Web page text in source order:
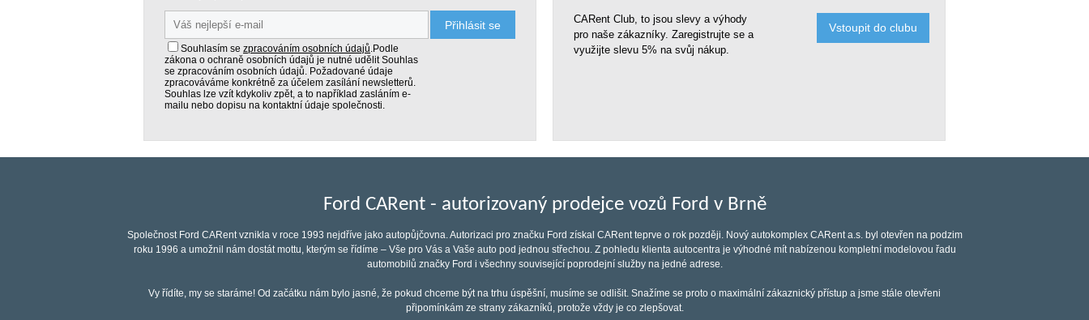
Přihlásit se
Souhlasím se zpracováním osobních údajů.Podle
zákona o ochraně osobních údajů je nutné udělit Souhlas
se zpracováním osobních údajů. Požadované údaje
zpracováváme konkrétně za účelem zasílání newsletterů.
Souhlas lze vzít kdykoliv zpět, a to například zasláním e-
mailu nebo dopisu na kontaktní údaje společnosti.
CARent Club, to jsou slevy a výhody
pro naše zákazníky. Zaregistrujte se a
využijte slevu 5% na svůj nákup.
Vstoupit do clubu
Ford CARent - autorizovaný prodejce vozů Ford v Brně
Společnost Ford CARent vznikla v roce 1993 nejdříve jako autopůjčovna. Autorizaci pro značku Ford získal CARent teprve o rok později. Nový autokomplex CARent a.s. byl otevřen na podzim
roku 1996 a umožnil nám dostát mottu, kterým se řídíme – Vše pro Vás a Vaše auto pod jednou střechou. Z pohledu klienta autocentra je výhodné mít nabízenou kompletní modelovou řadu
automobilů značky Ford i všechny související poprodejní služby na jedné adrese.
Vy řídíte, my se staráme! Od začátku nám bylo jasné, že pokud chceme být na trhu úspěšní, musíme se odlišit. Snažíme se proto o maximální zákaznický přístup a jsme stále otevřeni
připomínkám ze strany zákazníků, protože vždy je co zlepšovat.